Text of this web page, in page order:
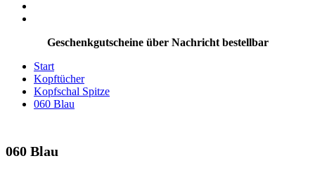
Geschenkgutscheine über Nachricht bestellbar
Start
Kopftücher
Kopfschal Spitze
060 Blau
060 Blau